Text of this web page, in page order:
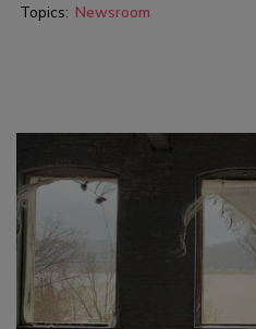
Topics: Newsroom